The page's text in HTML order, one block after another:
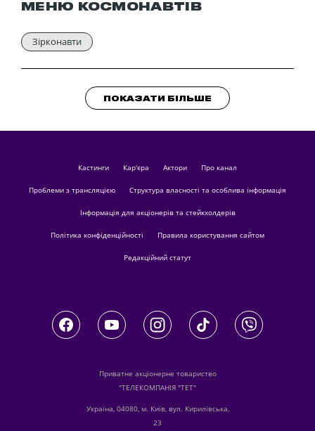
МЕНЮ КОСМОНАВТІВ
Зірконавти
ПОКАЗАТИ БІЛЬШЕ
кастинги Кар'єра актори Про канал
Проблеми з трансляцією Структура власності та особлива інформація
Інформація для акціонерів та стейкхолдерів
Політика конфіденційності Правила користування сайтом
Редакційний статут
Приватне акціонерне товариство
"ТЕЛЕКОМПАНІЯ "ТЕТ"
Україна, 04080, м. Київ, вул. Кирилівська,
23